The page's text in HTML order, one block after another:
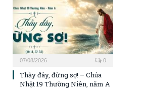
07/08/2026 0
Thầy đây, đừng sợ! – Chúa
Nhật 19 Thường Niên, năm A